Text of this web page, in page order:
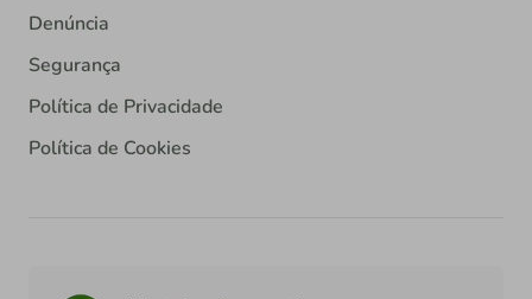
Denúncia
Segurança
Política de Privacidade
Política de Cookies